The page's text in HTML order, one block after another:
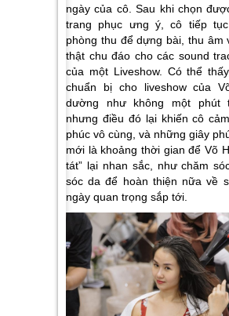
ngày của cô. Sau khi chọn
trang phục ưng ý, cô tiếp
phòng thu để dựng bài, thu âm
thật chu đáo cho các sound
của một Liveshow. Có thể
chuẩn bị cho liveshow của
dường như không một phút
nhưng điều đó lại khiến cô
phúc vô cùng, và những giây
mới là khoảng thời gian để Võ
tát” lại nhan sắc, như chăm
sóc da để hoàn thiện nữa về
ngày quan trọng sắp tới.